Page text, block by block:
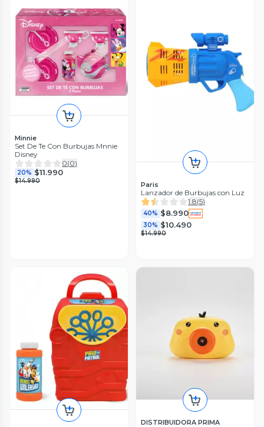
Minnie
Set De Te Con Burbujas Mnnie
Disney
0(0)
20% $11.990
$14.990 Paris
Lanzador de Burbujas con Luz
1.8(5)
40% $8.990
30% $10.490
$14.990
DISTRIBUIDORA PRIMA